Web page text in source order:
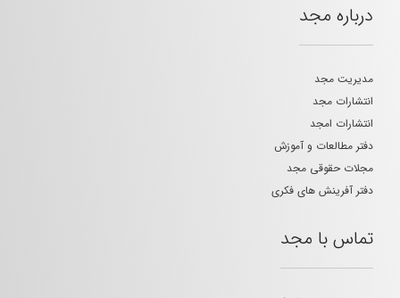
درباره مجد
مدیریت مجد
انتشارات مجد
انتشارات امجد
دفتر مطالعات و آموزش
مجلات حقوقی مجد
دفتر آفرینش های فکری
تماس با مجد